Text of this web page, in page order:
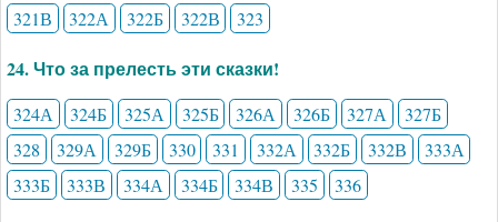
321В
322А 322Б 322В 323
24. Что за прелесть эти сказки!
324А 324Б 325А 325Б 326А 326Б 327А
327Б
328
329А 329Б 330 331 332А 332Б 332В
333А
333Б
333В 334А 334Б 334В 335 336